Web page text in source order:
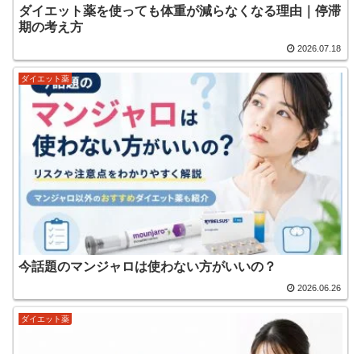
ダイエット薬を使っても体重が減らなくなる理由｜停滞
期の考え方
2026.07.18
ダイエット薬
今話題のマンジャロは使わない方がいいの？
2026.06.26
ダイエット薬